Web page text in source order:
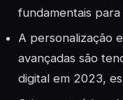
fundamentais
A personalização
avançadas são
digital em 2023,